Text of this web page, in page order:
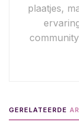
plaatjes,
GERELATEERDE